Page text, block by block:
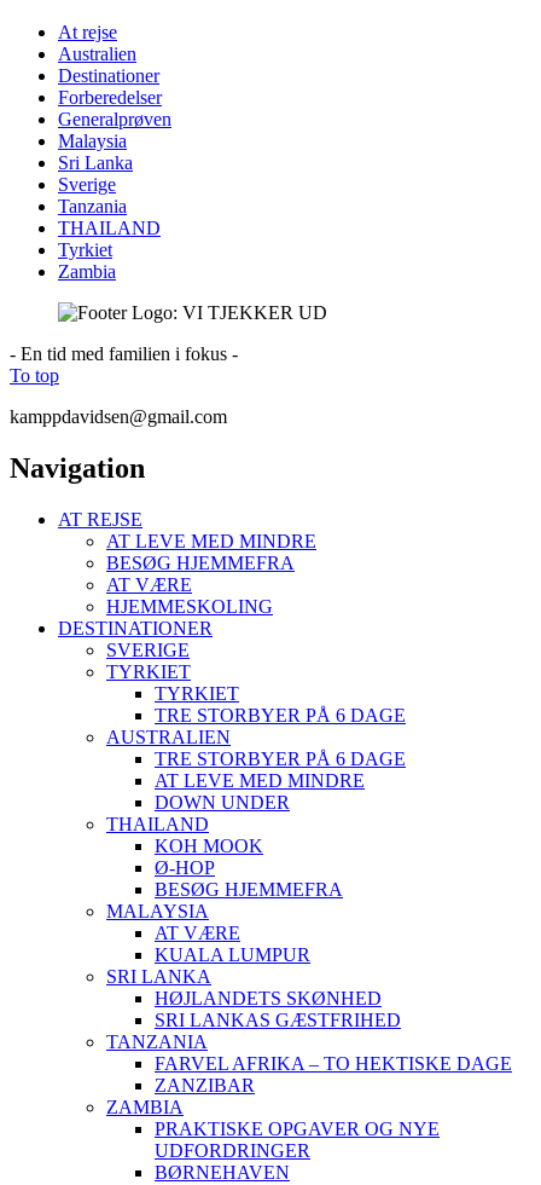
At rejse
Australien
Destinationer
Forberedelser
Generalprøven
Malaysia
Sri Lanka
Sverige
Tanzania
THAILAND
Tyrkiet
Zambia
- En tid med familien i fokus -
To top
kamppdavidsen@gmail.com
Navigation
AT REJSE
AT LEVE MED MINDRE
BESØG HJEMMEFRA
AT VÆRE
HJEMMESKOLING
DESTINATIONER
SVERIGE
TYRKIET
TYRKIET
TRE STORBYER PÅ 6 DAGE
AUSTRALIEN
TRE STORBYER PÅ 6 DAGE
AT LEVE MED MINDRE
DOWN UNDER
THAILAND
KOH MOOK
Ø-HOP
BESØG HJEMMEFRA
MALAYSIA
AT VÆRE
KUALA LUMPUR
SRI LANKA
HØJLANDETS SKØNHED
SRI LANKAS GÆSTFRIHED
TANZANIA
FARVEL AFRIKA – TO HEKTISKE DAGE
ZANZIBAR
ZAMBIA
PRAKTISKE OPGAVER OG NYE
UDFORDRINGER
BØRNEHAVEN